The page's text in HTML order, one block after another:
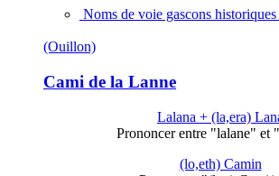
Noms de voie gascons
(Ouillon)
Cami de la Lanne
Lalana + (la,era)
Prononcer entre "lalane" et
(lo,eth) Camin